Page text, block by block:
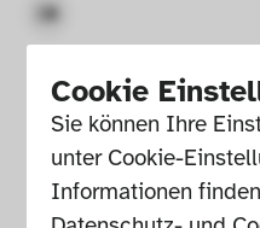
Cookie
Sie können Ihre
unter Cookie-